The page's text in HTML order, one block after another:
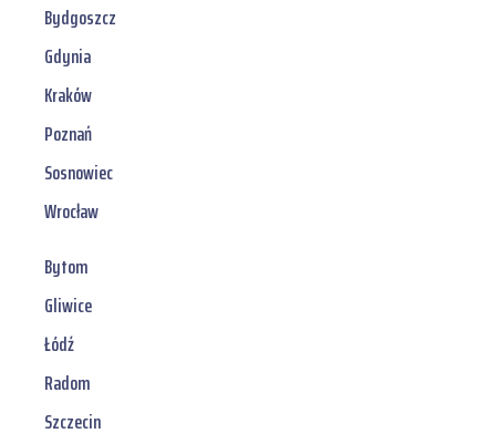
Bydgoszcz
Gdynia
Kraków
Poznań
Sosnowiec
Wrocław
Bytom
Gliwice
Łódź
Radom
Szczecin